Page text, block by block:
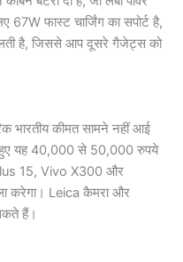
फास्ट चार्जिंग का सपोर्ट है,
है, जिससे आप दूसरे गैजेट्स को
भारतीय कीमत सामने नहीं आई
यह 40,000 से 50,000 रुपये
15, Vivo X300 और
करेगा। Leica कैमरा और
हैं।